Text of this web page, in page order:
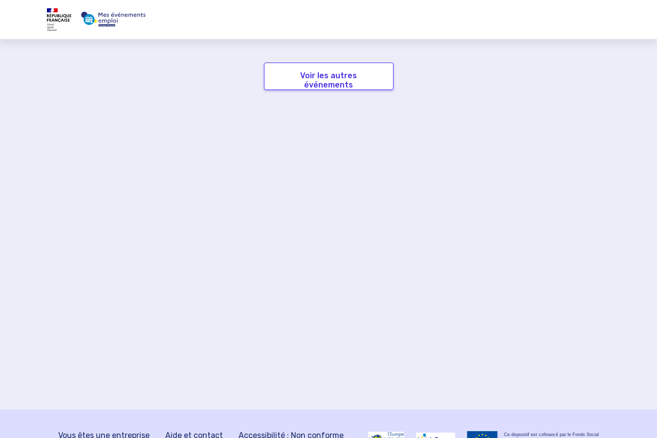
Voir les autres
événements
Vous êtes une entreprise Aide et contact Accessibilité : Non conforme
Ce dispositif est cofinancé par le Fonds Social